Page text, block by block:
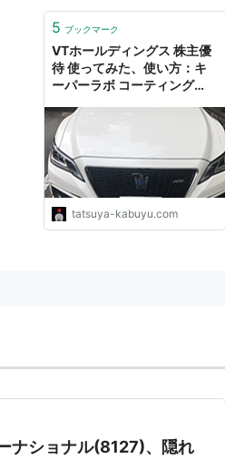
5 ブックマーク
VTホールディングス 株主優
待 使ってみた、使い方：キ
ーパーラボ コーティング
期待！） - たつやの株主優待
＆配当金・分配金で まった
りライフ！
tatsuya-kabuyu.com
ナショナル(8127)、隠れ